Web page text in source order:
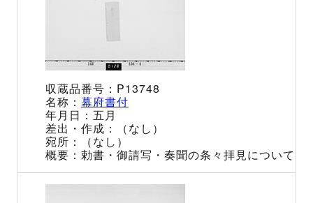
P13748
幕府書付
五月
（なし）
（なし）
勅書・御請写・奏聞の条々拝見について